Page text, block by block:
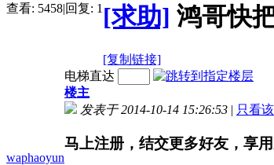
查看: 5458|回复: 1 [求助] 鸿哥快
[复制链接]
waphaoyun
电梯直达
楼主
发表于 2014-10-14 15:26:53 | 只看
马上注册，结交更多好友，享